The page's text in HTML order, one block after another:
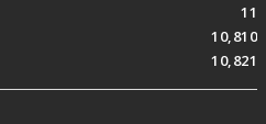
11
10,810
10,821